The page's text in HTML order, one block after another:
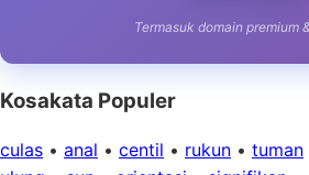
Termasuk domain premium
Kosakata Populer
culas • anal • centil • rukun • tuman